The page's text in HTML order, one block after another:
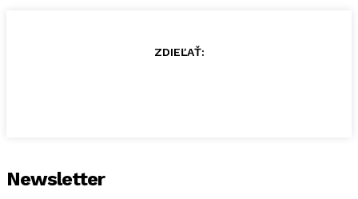
ZDIEĽAŤ:
Newsletter